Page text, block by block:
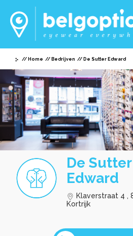
Home Bedrijven De Sutter Edward
De Sutter
Edward
Klaverstraat 4 ,
Kortrijk